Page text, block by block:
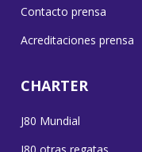
Contacto prensa
Acreditaciones prensa
CHARTER
J80 Mundial